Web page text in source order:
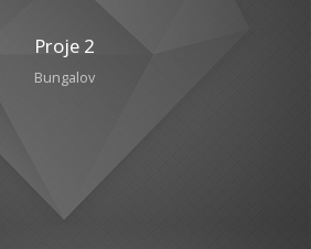
Proje 2
Bungalov